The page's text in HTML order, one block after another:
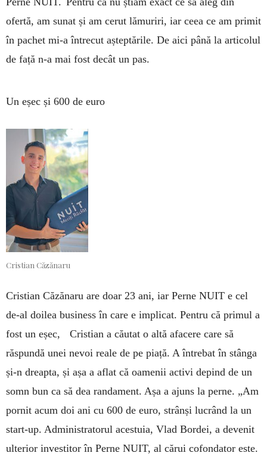
ofertă, am sunat și am cerut lămuriri, iar ceea ce am primit
în pachet mi-a întrecut așteptările. De aici până la articolul
de față n-a mai fost decât un pas.
Un eșec și 600 de euro
Cristian Căzănaru
Cristian Căzănaru are doar 23 ani, iar Perne NUIT e cel
de-al doilea business în care e implicat. Pentru că primul a
fost un eșec, Cristian a căutat o altă afacere care să
răspundă unei nevoi reale de pe piață. A întrebat în stânga
și-n dreapta, și așa a aflat că oamenii activi depind de un
somn bun ca să dea randament. Așa a ajuns la perne. „Am
pornit acum doi ani cu 600 de euro, strânși lucrând la un
start-up. Administratorul acestuia, Vlad Bordei, a devenit
ulterior investitor în Perne NUIT, al cărui cofondator este.